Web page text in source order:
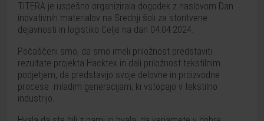
TITERA je uspešno organizirala dogodek z naslovom Dan
inovativnih materialov na Srednji šoli za storitvene
dejavnosti in logistiko Celje na dan 04.04.2024.
Počaščeni smo, da smo imeli priložnost predstaviti
rezultate projekta Hacktex in dali priložnost tekstilnim
podjetjem, da predstavijo svoje delovne in proizvodne
procese mladim generacijam, ki vstopajo v tekstilno
industrijo.